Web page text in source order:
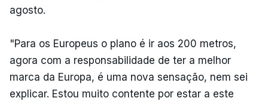
agosto.
"Para os Europeus o plano é ir aos 200 metros,
agora com a responsabilidade de ter a melhor
marca da Europa, é uma nova sensação, nem sei
explicar. Estou muito contente por estar a este